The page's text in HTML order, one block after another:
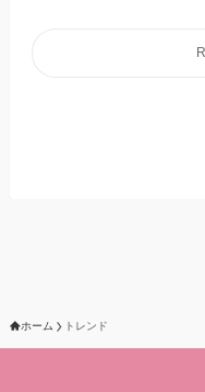
ホーム トレンド